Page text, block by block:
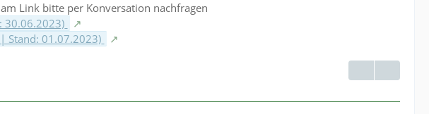
Link bitte per Konversation nachfragen
30.06.2023)
Stand: 01.07.2023)